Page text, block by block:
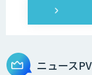
ニュース